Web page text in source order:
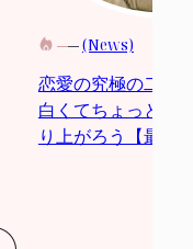
(News)
恋愛の究極の二択
白くてちょっと際
り上がろう【最新